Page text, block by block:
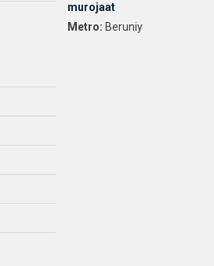
murojaat
Metro: Beruniy